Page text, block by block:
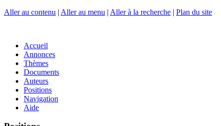
Aller au contenu | Aller au menu | Aller à la recherche | Plan du site
Accueil
Annonces
Thèmes
Documents
Auteurs
Positions
Navigation
Aide